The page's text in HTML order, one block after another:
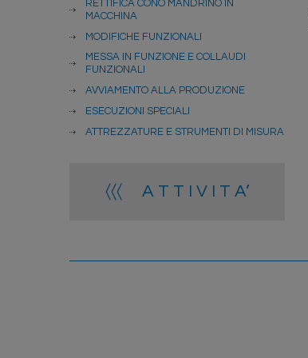
RETTIFICA CONO MANDRINO IN
MACCHINA
MODIFICHE FUNZIONALI
MESSA IN FUNZIONE E COLLAUDI
FUNZIONALI
AVVIAMENTO ALLA PRODUZIONE
ESECUZIONI SPECIALI
ATTREZZATURE E STRUMENTI DI MISURA
〈〈〈 A T T I V I T A’